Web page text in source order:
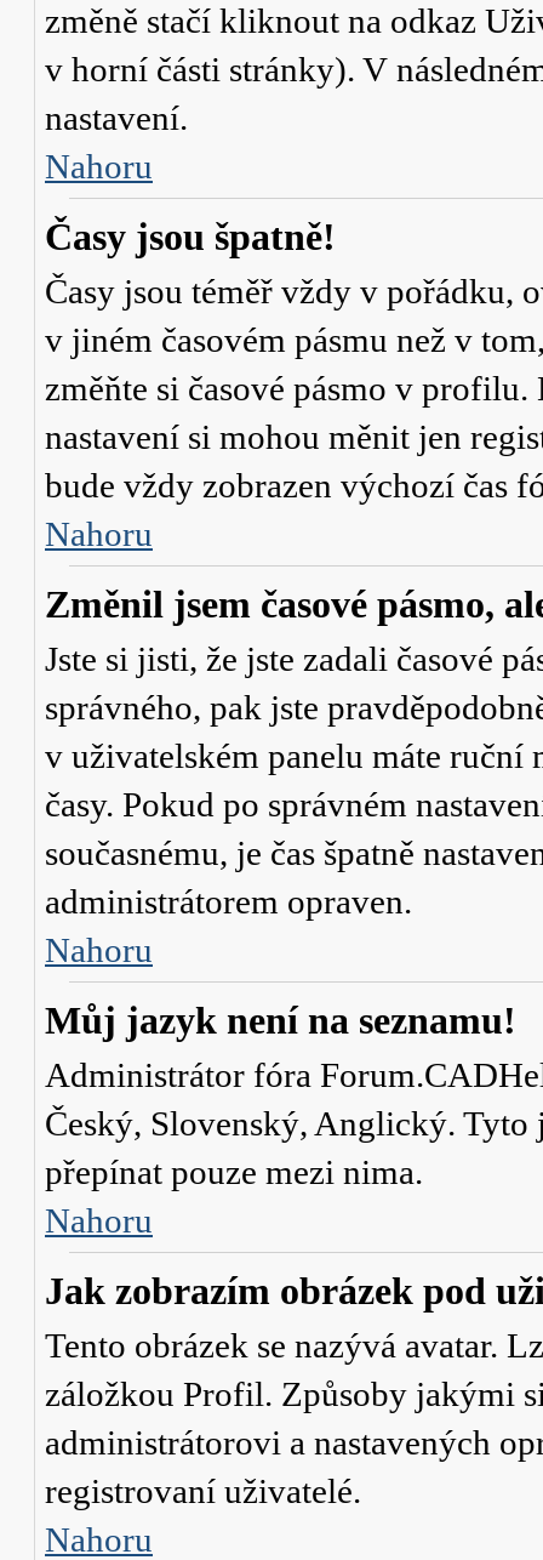
změně stačí kliknout na odkaz
v horní části stránky). V
nastavení.
Nahoru
Časy jsou špatně!
Časy jsou téměř vždy v pořádku,
v jiném časovém pásmu než v
změňte si časové pásmo v profilu.
nastavení si mohou měnit jen
bude vždy zobrazen výchozí čas
Nahoru
Změnil jsem časové pásmo,
Jste si jisti, že jste zadali časové
správného, pak jste
v uživatelském panelu máte ruční
časy. Pokud po správném
současnému, je čas špatně
administrátorem opraven.
Nahoru
Můj jazyk není na seznamu!
Administrátor fóra
Český, Slovenský, Anglický.
přepínat pouze mezi nima.
Nahoru
Jak zobrazím obrázek pod
Tento obrázek se nazývá avatar.
záložkou Profil. Způsoby jakými
administrátorovi a nastavených
registrovaní uživatelé.
Nahoru